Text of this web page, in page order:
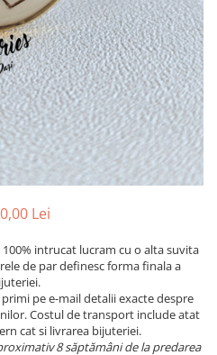
Lei
intrucat lucram cu o alta suvita
de par definesc forma finala a
pe e-mail detalii exacte despre
Costul de transport include atat
cat si livrarea bijuteriei.
8 săptămâni de la predarea